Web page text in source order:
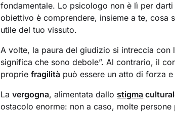
fondamentale. Lo psicologo non è lì per
obiettivo è comprendere, insieme a te, cosa
utile del tuo vissuto.
A volte, la paura del giudizio si intreccia con
significa che sono debole”. Al contrario, il
propriefragilità può essere un atto di forza
Lavergogna, alimentata dallo stigma
ostacolo enorme: non a caso, molte